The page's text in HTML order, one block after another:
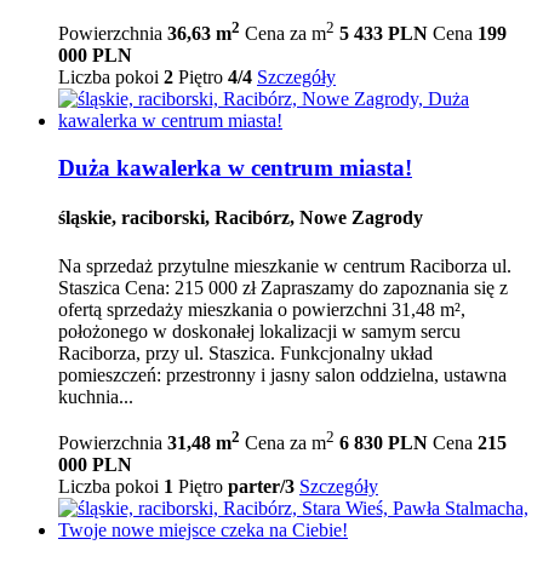
Powierzchnia 36,63 m2 Cena za m2 5 433 PLN Cena 199
000 PLN
Liczba pokoi 2 Piętro 4/4 Szczegóły
Duża kawalerka w centrum miasta!
śląskie, raciborski, Racibórz, Nowe Zagrody
Na sprzedaż przytulne mieszkanie w centrum Raciborza ul.
Staszica Cena: 215 000 zł Zapraszamy do zapoznania się z
ofertą sprzedaży mieszkania o powierzchni 31,48 m²,
położonego w doskonałej lokalizacji w samym sercu
Raciborza, przy ul. Staszica. Funkcjonalny układ
pomieszczeń: przestronny i jasny salon oddzielna, ustawna
kuchnia...
Powierzchnia 31,48 m2 Cena za m2 6 830 PLN Cena 215
000 PLN
Liczba pokoi 1 Piętro parter/3 Szczegóły